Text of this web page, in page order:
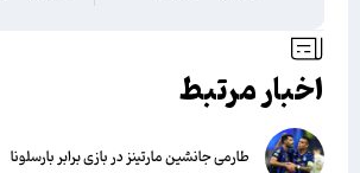
اخبار مرتبط
طارمی جانشین مارتینز در بازی برابر بارسلونا